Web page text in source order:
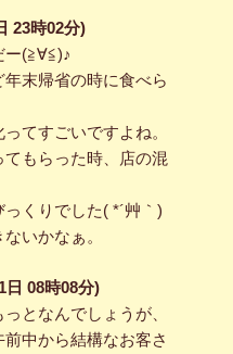
23時02分)
ー(≧∀≦)♪
末帰省の時に食べら
てすごいですよね。
もらった時、店の混
くりでした( *´艸｀)
いかなぁ。
日 08時08分)
となんでしょうが、
中から結構なお客さ